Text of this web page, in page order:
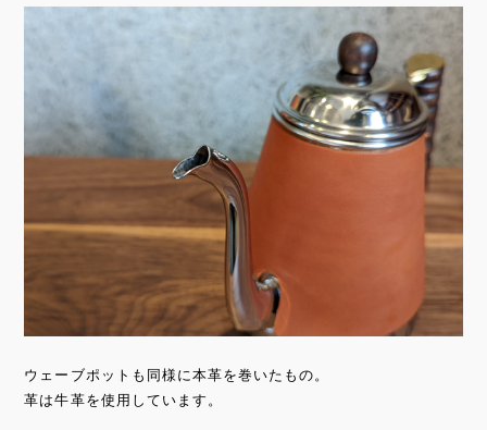
ウェーブポットも同様に本革を巻いたもの。
革は牛革を使用しています。